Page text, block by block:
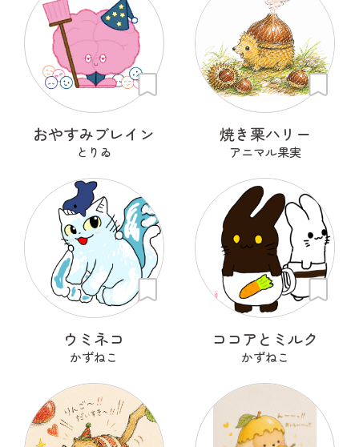
おやすみブレイン
とりゐ
焼き栗ハリー
アニマル果実
ウミネコ
かずねこ
ココアとミルク
かずねこ